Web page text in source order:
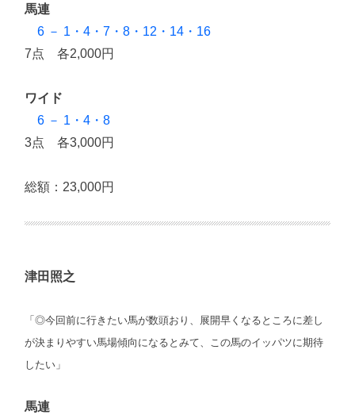
馬連
6 － 1・4・7・8・12・14・16
7点 各2,000円
ワイド
6 － 1・4・8
3点 各3,000円
総額：23,000円
津田照之
「◎今回前に行きたい馬が数頭おり、展開早くなるところに差し
が決まりやすい馬場傾向になるとみて、この馬のイッパツに期待
したい」
馬連